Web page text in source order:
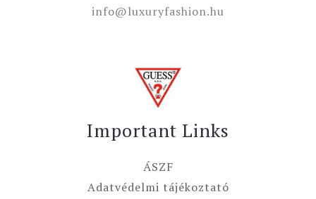
info@luxuryfashion.hu
Important Links
ÁSZF
Adatvédelmi tájékoztató